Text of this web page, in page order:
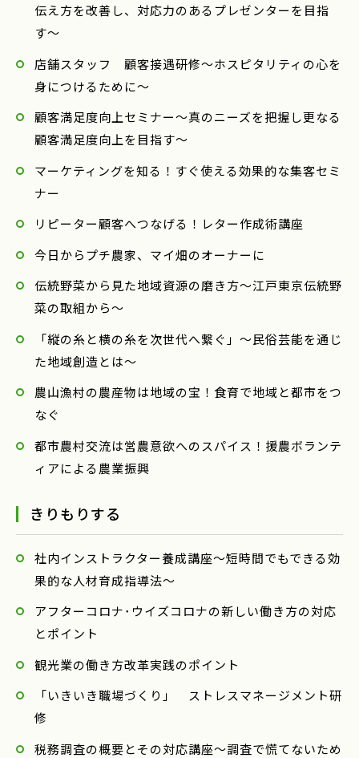
伝え方を改善し、対応力のあるプレゼンターを目指
す〜
店舗スタッフ 顧客接遇研修～ホスピタリティの心を
身につけるために～
顧客満足度向上セミナー～真のニーズを把握し更なる
顧客満足度向上を目指す～
マーケティングを知る！すぐ使える効果的な集客セミ
ナー
リピーター顧客へつなげる！レター作成術講座
今日からプチ農家、マイ畑のオーナーに
伝統野菜から見た地域資源の磨き方～江戸東京伝統野
菜の取組から～
「縦の糸と横の糸を次世代へ繋ぐ」～民俗芸能を通じ
た地域創造とは～
農山漁村の農産物は地域の宝！食育で地域と都市をつ
なぐ
都市農村交流は営農意欲へのスパイス！援農ボランテ
ィアによる農業振興
きりもりする
社内インストラクター養成講座〜短時間でもできる効
果的な人材育成指導法〜
アフターコロナ･ウイズコロナの新しい働き方の対応
とポイント
観光業の働き方改革実践のポイント
「いきいき職場づくり」 ストレスマネージメント研
修
税務調査の概要とその対応講座～調査で慌てないため